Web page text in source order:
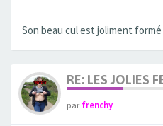
Son beau cul est joliment
RE: LES JOLIES
parfrenchy